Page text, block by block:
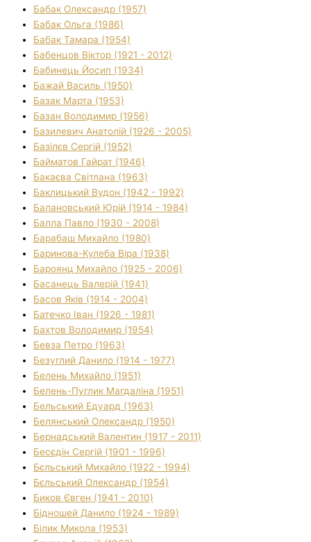
Бабак Олександр (1957)
Бабак Ольга (1986)
Бабак Тамара (1954)
Бабенцов Віктор (1921 - 2012)
Бабинець Йосип (1934)
Бажай Василь (1950)
Базак Марта (1953)
Базан Володимир (1956)
Базилевич Анатолій (1926 - 2005)
Базілєв Сергій (1952)
Байматов Гайрат (1946)
Бакаєва Світлана (1963)
Баклицький Вудон (1942 - 1992)
Балановський Юрій (1914 - 1984)
Балла Павло (1930 - 2008)
Барабаш Михайло (1980)
Баринова-Кулеба Віра (1938)
Бароянц Михайло (1925 - 2006)
Басанець Валерій (1941)
Басов Яків (1914 - 2004)
Батечко Іван (1926 - 1981)
Бахтов Володимир (1954)
Бевза Петро (1963)
Безуглий Данило (1914 - 1977)
Белень Михайло (1951)
Белень-Пуглик Магдаліна (1951)
Бельський Едуард (1963)
Белянський Олександр (1950)
Бернадський Валентин (1917 - 2011)
Бесєдін Сергій (1901 - 1996)
Бєльський Михайло (1922 - 1994)
Бєльський Олександр (1954)
Биков Євген (1941 - 2010)
Бідношей Данило (1924 - 1989)
Білик Микола (1953)